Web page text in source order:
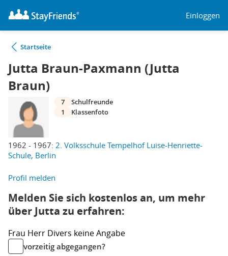
Einloggen
Startseite
Jutta Braun-Paxmann (Jutta
Braun)
1962 - 1967: 2. Volksschule Tempelhof Luise-Henriette-
Schule, Berlin
7
Schulfreunde
1
Klassenfoto
Profil melden
Melden Sie sich kostenlos an, um mehr
über Jutta zu erfahren:
Frau Herr Divers keine Angabe
vorzeitig abgegangen?